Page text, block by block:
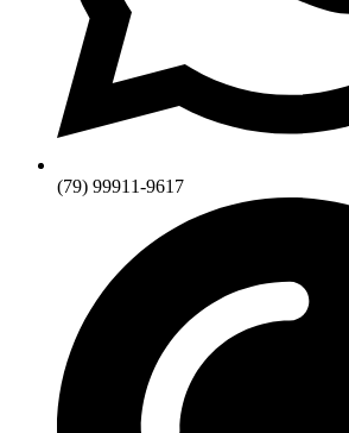
(79) 99911-9617